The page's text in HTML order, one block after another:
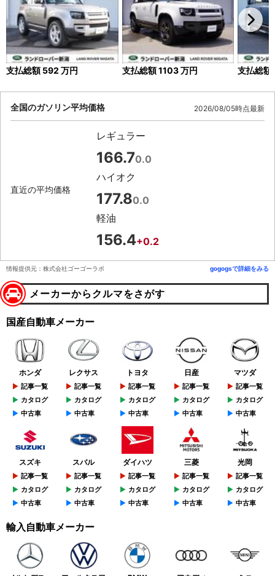
支払総額 592 万円 支払総額1103万円 支払総額
全国のガソリン平均価格 2026/08/05時点最新
直近の平均価格
レギュラー
166.70.0
ハイオク
177.80.0
軽油
156.4+0.2
情報提供元：株式会社ゴーゴーラボ gogogsで詳細をみる
メーカーからクルマをさがす
国産自動車メーカー
ホンダ
記事一覧
カタログ
中古車
レクサス
記事一覧
カタログ
中古車
トヨタ
記事一覧
カタログ
中古車
日産
記事一覧
カタログ
中古車
マツダ
記事一覧
カタログ
中古車
スズキ
記事一覧
カタログ
中古車
スバル
記事一覧
カタログ
中古車
ダイハツ
記事一覧
カタログ
中古車
三菱
記事一覧
カタログ
中古車
光岡
記事一覧
カタログ
中古車
輸入自動車メーカー